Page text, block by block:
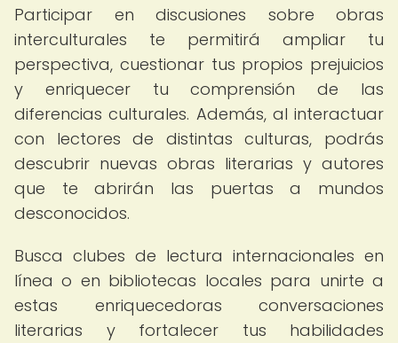
Participar en discusiones sobre obras
interculturales te permitirá ampliar tu
perspectiva, cuestionar tus propios prejuicios
y enriquecer tu comprensión de las
diferencias culturales. Además, al interactuar
con lectores de distintas culturas, podrás
descubrir nuevas obras literarias y autores
que te abrirán las puertas a mundos
desconocidos.
Busca clubes de lectura internacionales en
línea o en bibliotecas locales para unirte a
estas enriquecedoras conversaciones
literarias y fortalecer tus habilidades